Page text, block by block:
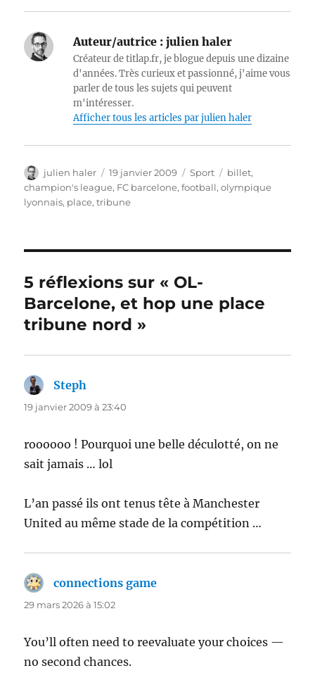
Auteur/autrice : julien haler
Créateur de titlap.fr, je blogue depuis une dizaine
d'années. Très curieux et passionné, j'aime vous
parler de tous les sujets qui peuvent
m'intéresser.
Afficher tous les articles par julien haler
Auteur
julien haler
Publié
le
19 janvier 2009 Catégories
Sport Étiquettes
billet,
champion's league, FC barcelone,football,olympique
lyonnais, place,tribune
5 réflexions sur « OL-
Barcelone, et hop une place
tribune nord »
Steph
19 janvier 2009 à 23:40
roooooo ! Pourquoi une belle déculotté, on ne
sait jamais … lol
L’an passé ils ont tenus tête à Manchester
United au même stade de la compétition …
connections game
29 mars 2026 à 15:02
You’ll often need to reevaluate your choices —
no second chances.